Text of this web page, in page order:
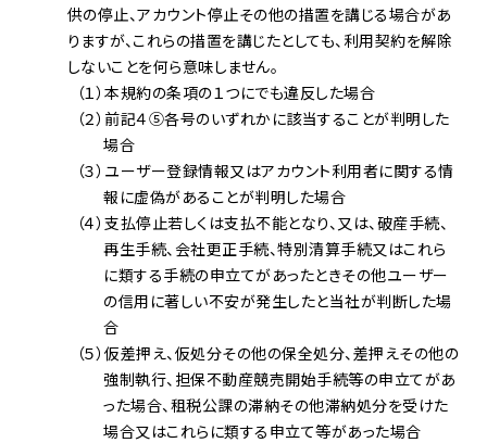
供の停止、アカウント停止その他の措置を講じる場合があ
りますが、これらの措置を講じたとしても、利用契約を解除
しないことを何ら意味しません。
（１）本規約の条項の１つにでも違反した場合
（２）前記４⑤各号のいずれかに該当することが判明した
場合
（３）ユーザー登録情報又はアカウント利用者に関する情
報に虚偽があることが判明した場合
（４）支払停止若しくは支払不能となり、又は、破産手続、
再生手続、会社更正手続、特別清算手続又はこれら
に類する手続の申立てがあったときその他ユーザー
の信用に著しい不安が発生したと当社が判断した場
合
（５）仮差押え、仮処分その他の保全処分、差押えその他の
強制執行、担保不動産競売開始手続等の申立てがあ
った場合、租税公課の滞納その他滞納処分を受けた
場合又はこれらに類する申立て等があった場合